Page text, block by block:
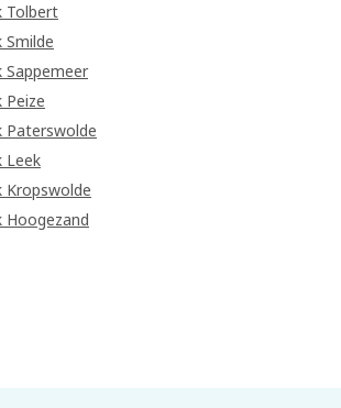
Tolbert
Smilde
Sappemeer
Peize
Paterswolde
Leek
Kropswolde
Hoogezand